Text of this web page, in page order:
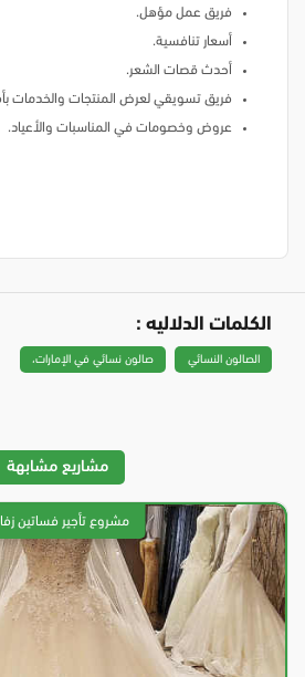
فريق عمل مؤهل.
أسعار تنافسية.
أحدث قصات الشعر.
فريق تسويقي لعرض المنتجات والخدمات
عروض وخصومات في المناسبات والأعياد.
الكلمات الدلاليه :
الصالون النسائي صالون نسائي في الإمارات،
مشاريع مشابهة